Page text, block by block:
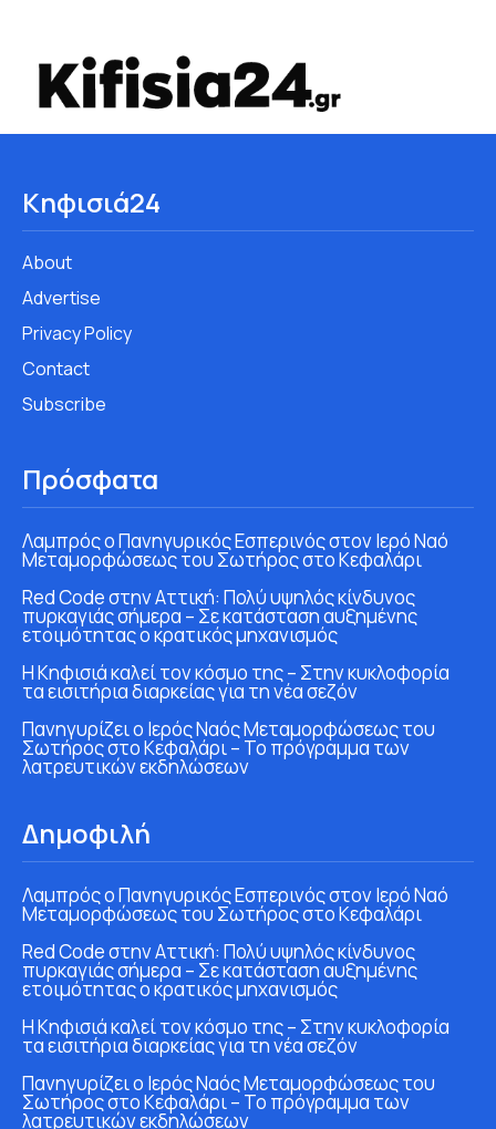
Κηφισιά24
About
Advertise
Privacy Policy
Contact
Subscribe
Πρόσφατα
Λαμπρός ο Πανηγυρικός Εσπερινός στον Ιερό Ναό
Μεταμορφώσεως του Σωτήρος στο Κεφαλάρι
Red Code στην Αττική: Πολύ υψηλός κίνδυνος
πυρκαγιάς σήμερα – Σε κατάσταση αυξημένης
ετοιμότητας ο κρατικός μηχανισμός
Η Κηφισιά καλεί τον κόσμο της – Στην κυκλοφορία
τα εισιτήρια διαρκείας για τη νέα σεζόν
Πανηγυρίζει ο Ιερός Ναός Μεταμορφώσεως του
Σωτήρος στο Κεφαλάρι – Το πρόγραμμα των
λατρευτικών εκδηλώσεων
Δημοφιλή
Λαμπρός ο Πανηγυρικός Εσπερινός στον Ιερό Ναό
Μεταμορφώσεως του Σωτήρος στο Κεφαλάρι
Red Code στην Αττική: Πολύ υψηλός κίνδυνος
πυρκαγιάς σήμερα – Σε κατάσταση αυξημένης
ετοιμότητας ο κρατικός μηχανισμός
Η Κηφισιά καλεί τον κόσμο της – Στην κυκλοφορία
τα εισιτήρια διαρκείας για τη νέα σεζόν
Πανηγυρίζει ο Ιερός Ναός Μεταμορφώσεως του
Σωτήρος στο Κεφαλάρι – Το πρόγραμμα των
λατρευτικών εκδηλώσεων